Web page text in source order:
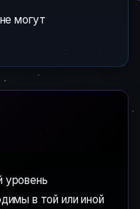
могут
уровень
в той или иной